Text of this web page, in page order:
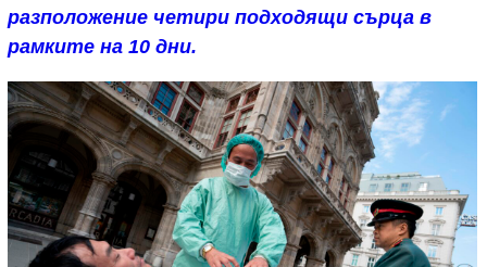
разположение четири подходящи сърца в
рамките на 10 дни.